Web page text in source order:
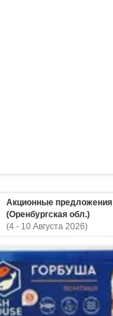
Акционные предложения
(Оренбургская обл.)
(4 - 10 Августа 2026)